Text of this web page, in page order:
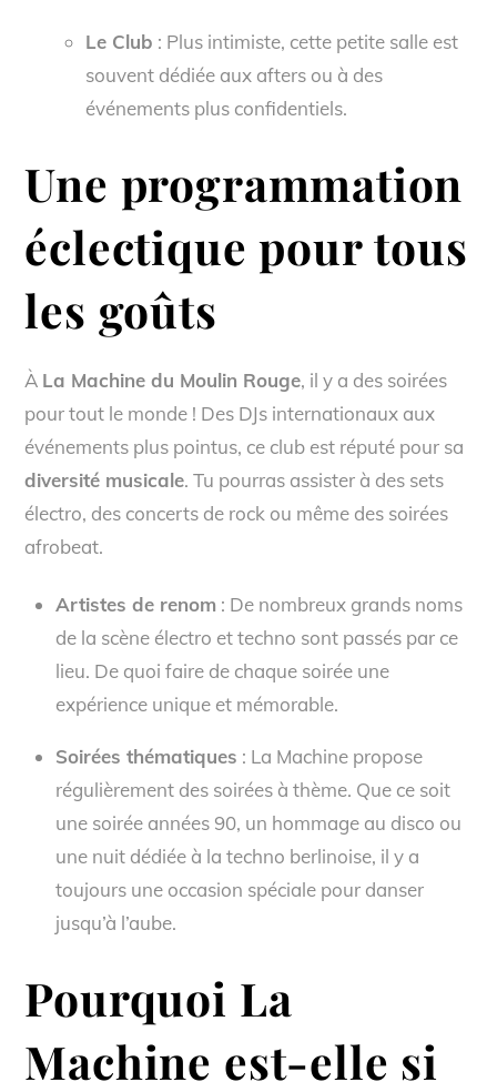
Le Club : Plus intimiste, cette petite salle est
souvent dédiée aux afters ou à des
événements plus confidentiels.
Une programmation
éclectique pour tous
les goûts
À La Machine du Moulin Rouge, il y a des soirées
pour tout le monde ! Des DJs internationaux aux
événements plus pointus, ce club est réputé pour sa
diversité musicale. Tu pourras assister à des sets
électro, des concerts de rock ou même des soirées
afrobeat.
Artistes de renom : De nombreux grands noms
de la scène électro et techno sont passés par ce
lieu. De quoi faire de chaque soirée une
expérience unique et mémorable.
Soirées thématiques : La Machine propose
régulièrement des soirées à thème. Que ce soit
une soirée années 90, un hommage au disco ou
une nuit dédiée à la techno berlinoise, il y a
toujours une occasion spéciale pour danser
jusqu’à l’aube.
Pourquoi La
Machine est-elle si